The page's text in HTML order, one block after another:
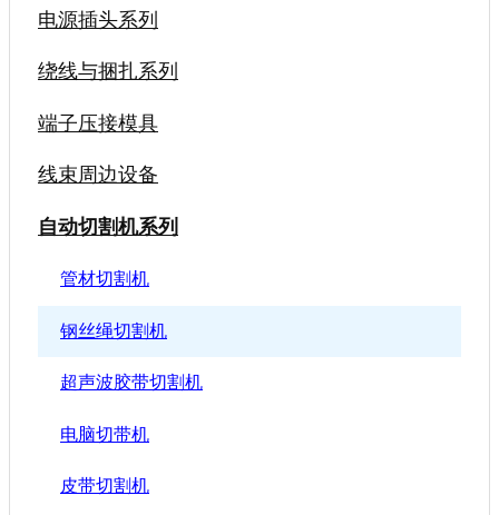
电源插头系列
绕线与捆扎系列
端子压接模具
线束周边设备
自动切割机系列
管材切割机
钢丝绳切割机
超声波胶带切割机
电脑切带机
皮带切割机